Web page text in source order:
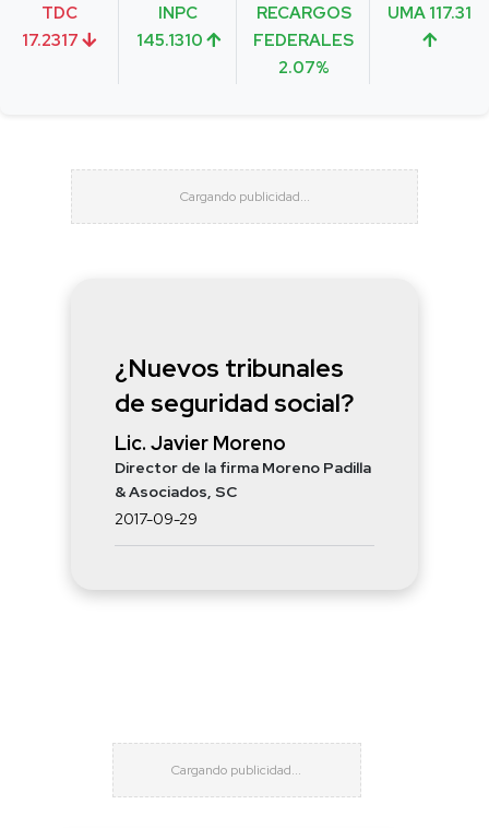
TDC
17.2317
INPC
145.1310
RECARGOS
FEDERALES
2.07%
UMA 117.31
¿Nuevos tribunales
de seguridad social?
Lic. Javier Moreno
Director de la firma Moreno Padilla
& Asociados, SC
2017-09-29